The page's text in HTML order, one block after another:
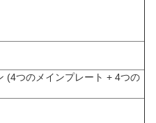
(4つのメインプレート + 4つの